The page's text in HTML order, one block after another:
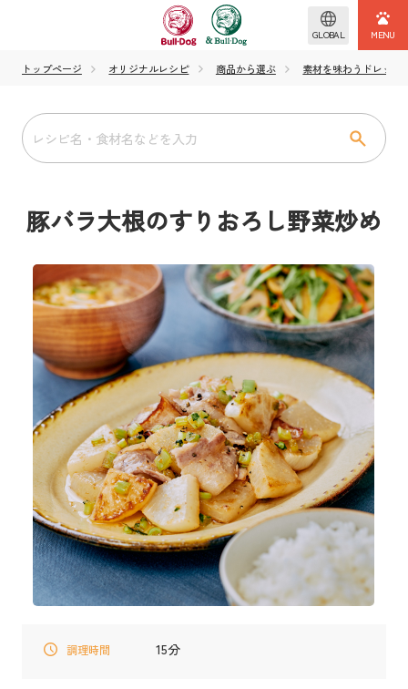
GLOBAL
トップページ オリジナルレシピ 商品から選ぶ 素材を味わうドレッシ
豚バラ大根のすりおろし野菜炒め
調理時間 15分